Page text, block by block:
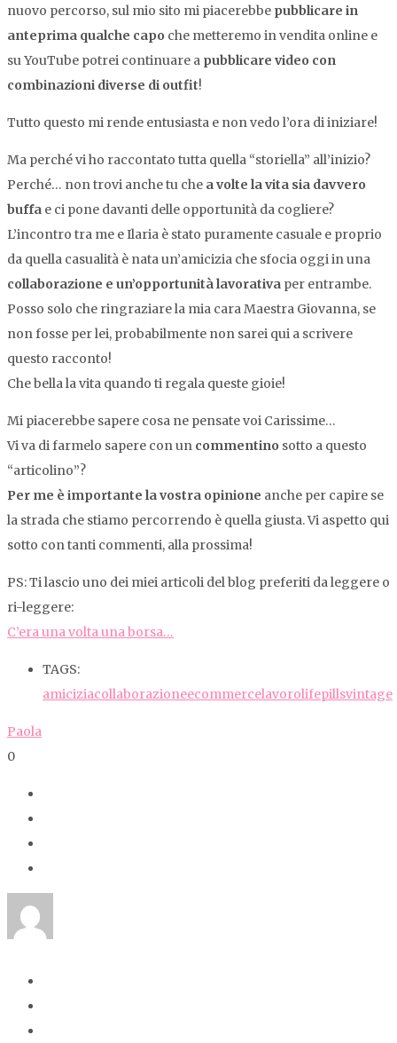
nuovo percorso, sul mio sito mi piacerebbe pubblicare in
anteprima qualche capo che metteremo in vendita online e
su YouTube potrei continuare a pubblicare video con
combinazioni diverse di outfit!
Tutto questo mi rende entusiasta e non vedo l’ora di iniziare!
Ma perché vi ho raccontato tutta quella “storiella” all’inizio?
Perché… non trovi anche tu che a volte la vita sia davvero
buffa e ci pone davanti delle opportunità da cogliere?
L’incontro tra me e Ilaria è stato puramente casuale e proprio
da quella casualità è nata un’amicizia che sfocia oggi in una
collaborazione e un’opportunità lavorativa per entrambe.
Posso solo che ringraziare la mia cara Maestra Giovanna, se
non fosse per lei, probabilmente non sarei qui a scrivere
questo racconto!
Che bella la vita quando ti regala queste gioie!
Mi piacerebbe sapere cosa ne pensate voi Carissime…
Vi va di farmelo sapere con un commentino sotto a questo
“articolino”?
Per me è importante la vostra opinione anche per capire se
la strada che stiamo percorrendo è quella giusta. Vi aspetto qui
sotto con tanti commenti, alla prossima!
PS: Ti lascio uno dei miei articoli del blog preferiti da leggere o
ri-leggere:
C’era una volta una borsa…
TAGS:
amiciziacollaborazioneecommercelavorolifepillsvintage
Paola
0